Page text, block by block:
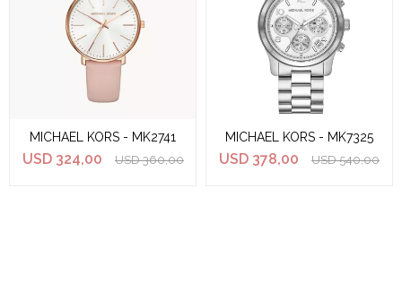
MICHAEL KORS - MK2741
USD 324,00 USD 360,00
MICHAEL KORS - MK7325
USD 378,00 USD 540,00